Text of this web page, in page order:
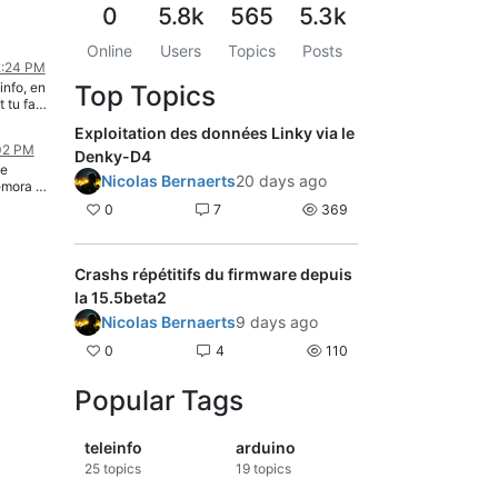
PM
en
tu fais
une
et
PM
et
0
Online
5.8k
Users
565
Topics
5.3k
Posts
Top Topics
Exploitation des données Linky via le
Denky-D4
Nicolas Bernaerts20 days ago
0 7 369
Crashs répétitifs du firmware depuis
la 15.5beta2
Nicolas Bernaerts9 days ago
0 4 110
Popular Tags
teleinfo
25 topics
arduino
19topics